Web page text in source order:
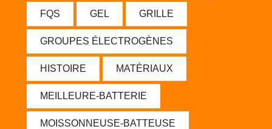
FQS GEL GRILLE
GROUPES ÉLECTROGÈNES
HISTOIRE MATÉRIAUX
MEILLEURE-BATTERIE
MOISSONNEUSE-BATTEUSE